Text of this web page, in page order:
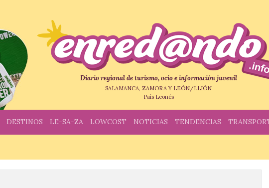
Diario regional de turismo, ocio e información juvenil
SALAMANCA, ZAMORA Y LEÓN/LLIÓN
País Leonés
DESTINOS LE-SA-ZA LOWCOST NOTICIAS TENDENCIAS